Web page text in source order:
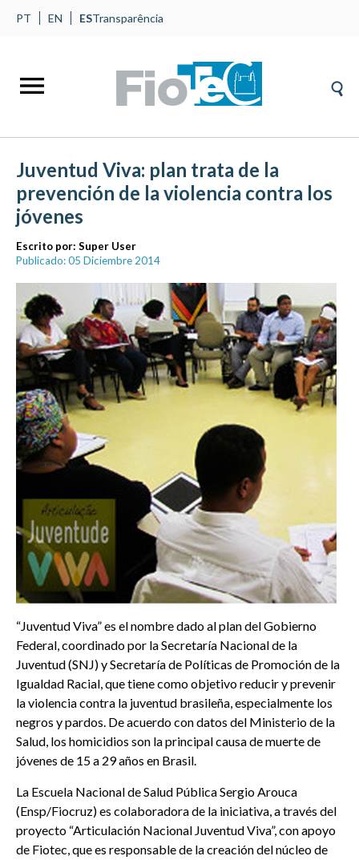
PT EN ESTransparência
Juventud Viva: plan trata de la
prevención de la violencia contra los
jóvenes
Escrito por: Super User
Publicado: 05 Diciembre 2014
“Juventud Viva” es el nombre dado al plan del Gobierno
Federal, coordinado por la Secretaría Nacional de la
Juventud (SNJ) y Secretaría de Políticas de Promoción de la
Igualdad Racial, que tiene como objetivo reducir y prevenir
la violencia contra la juventud brasileña, especialmente los
negros y pardos. De acuerdo con datos del Ministerio de la
Salud, los homicidios son la principal causa de muerte de
jóvenes de 15 a 29 años en Brasil.
La Escuela Nacional de Salud Pública Sergio Arouca
(Ensp/Fiocruz) es colaboradora de la iniciativa, a través del
proyecto “Articulación Nacional Juventud Viva”, con apoyo
de Fiotec, que es responsable de la creación del núcleo de